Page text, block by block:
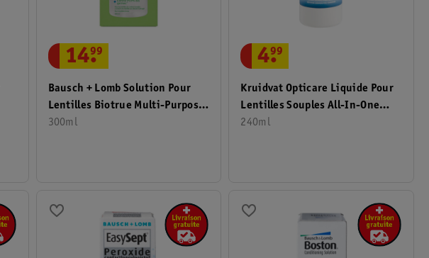
Bausch + Lomb Solution Pour
Lentilles Biotrue Multi-Purpose
Solution
300ml
14.
99
Kruidvat Opticare Liquide Pour
Lentilles Souples All-In-One
Hyaluronate
240ml
4.
99